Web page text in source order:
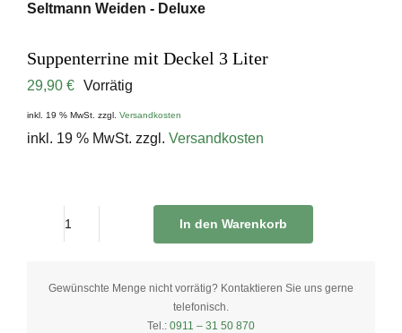
Seltmann Weiden - Deluxe
Suppenterrine mit Deckel 3 Liter
29,90 € Vorrätig
inkl. 19 % MwSt. zzgl. Versandkosten
inkl. 19 % MwSt. zzgl. Versandkosten
Deckel
In den Warenkorb
Gewünschte Menge nicht vorrätig? Kontaktieren Sie uns gerne
telefonisch.
Tel.: 0911 – 31 50 870